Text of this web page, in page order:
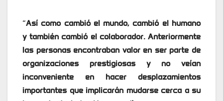
“Así como cambió el mundo, cambió el humano
y también cambió el colaborador. Anteriormente
las personas encontraban valor en ser parte de
organizaciones prestigiosas y no veían
inconveniente en hacer desplazamientos
importantes que implicarán mudarse cerca a su